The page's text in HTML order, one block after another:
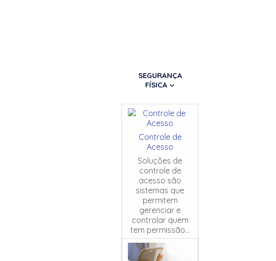
SEGURANÇA
FÍSICA
Controle de
Acesso
Soluções de
controle de
acesso são
sistemas que
permitem
gerenciar e
controlar quem
tem permissão...